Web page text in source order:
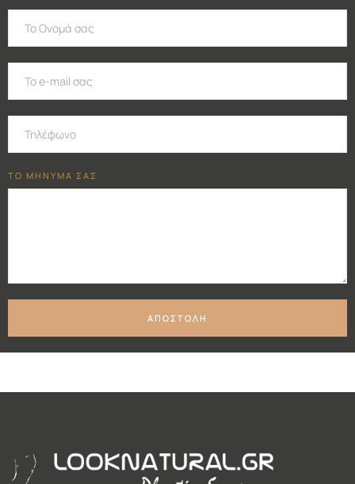
ΤΟ ΜΗΝΥΜΑ ΣΑΣ
ΑΠΟΣΤΟΛΗ